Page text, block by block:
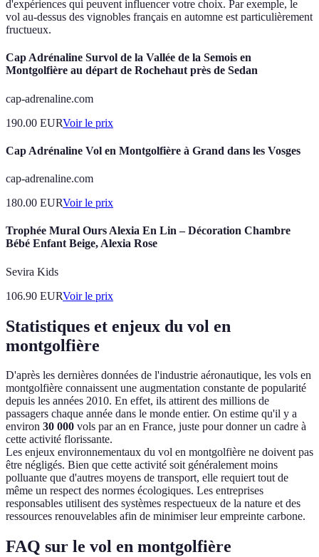
d'expériences qui peuvent influencer votre choix. Par exemple, le
vol au-dessus des vignobles français en automne est particulièrement
fructueux.
Cap Adrénaline Survol de la Vallée de la Semois en
Montgolfière au départ de Rochehaut près de Sedan
cap-adrenaline.com
190.00 EURVoir le prix
Cap Adrénaline Vol en Montgolfière à Grand dans les Vosges
cap-adrenaline.com
180.00 EURVoir le prix
Trophée Mural Ours Alexia En Lin – Décoration Chambre
Bébé Enfant Beige, Alexia Rose
Sevira Kids
106.90 EURVoir le prix
Statistiques et enjeux du vol en
montgolfière
D'après les dernières données de l'industrie aéronautique, les vols en
montgolfière connaissent une augmentation constante de popularité
depuis les années 2010. En effet, ils attirent des millions de
passagers chaque année dans le monde entier. On estime qu'il y a
environ 30 000 vols par an en France, juste pour donner un cadre à
cette activité florissante.
Les enjeux environnementaux du vol en montgolfière ne doivent pas
être négligés. Bien que cette activité soit généralement moins
polluante que d'autres moyens de transport, elle requiert tout de
même un respect des normes écologiques. Les entreprises
responsables utilisent des systèmes respectueux de la nature et des
ressources renouvelables afin de minimiser leur empreinte carbone.
FAQ sur le vol en montgolfière